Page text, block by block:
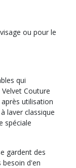
ou pour le
qui
Couture
utilisation
laver classique
spéciale
gardent des
besoin d'en